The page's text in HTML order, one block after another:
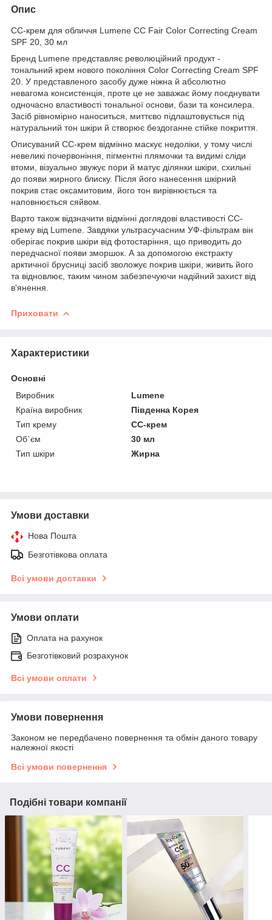
Опис
CC-крем для обличчя Lumene CC Fair Color Correcting Cream
SPF 20, 30 мл
Бренд Lumene представляє революційний продукт -
тональний крем нового покоління Color Correcting Cream SPF
20. У представленого засобу дуже ніжна й абсолютно
невагома консистенція, проте це не заважає йому поєднувати
одночасно властивості тональної основи, бази та консилера.
Засіб рівномірно наноситься, миттєво підлаштовується під
натуральний тон шкіри й створює бездоганне стійке покриття.
Описуваний СС-крем відмінно маскує недоліки, у тому числі
невеликі почервоніння, пігментні плямочки та видимі сліди
втоми, візуально звужує пори й матує ділянки шкіри, схильні
до появи жирного блиску. Після його нанесення шкірний
покрив стає оксамитовим, його тон вирівнюється та
наповнюється сяйвом.
Варто також відзначити відмінні доглядові властивості СС-
крему від Lumene. Завдяки ультрасучасним УФ-фільтрам він
оберігає покрив шкіри від фотостаріння, що приводить до
передчасної появи зморшок. А за допомогою екстракту
арктичної брусниці засіб зволожує покрив шкіри, живить його
та відновлює, таким чином забезпечуючи надійний захист від
в'янення.
Приховати
Характеристики
Основні
Виробник
Lumene
Країна виробник
Південна Корея
Тип крему
CC-крем
Об`єм
30 мл
Тип шкіри
Жирна
Умови доставки
Нова Пошта
Безготівкова оплата
Всі умови доставки
Умови оплати
Оплата на рахунок
Безготівковий розрахунок
Всі умови оплати
Умови повернення
Законом не передбачено повернення та обмін даного товару
належної якості
Всі умови повернення
Подібні товари компанії